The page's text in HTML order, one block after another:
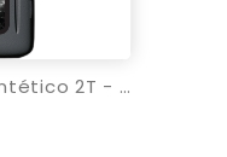
Aceite BEL-RAY H1-R Sintético 2T - 1L